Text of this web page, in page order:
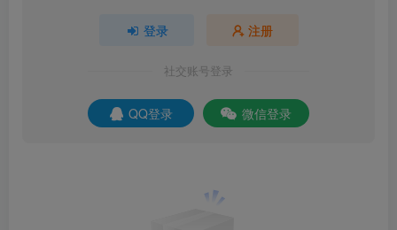
登录 注册
社交账号登录
QQ登录 微信登录